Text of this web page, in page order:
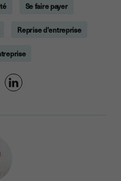
Se faire payer
Reprise d'entreprise